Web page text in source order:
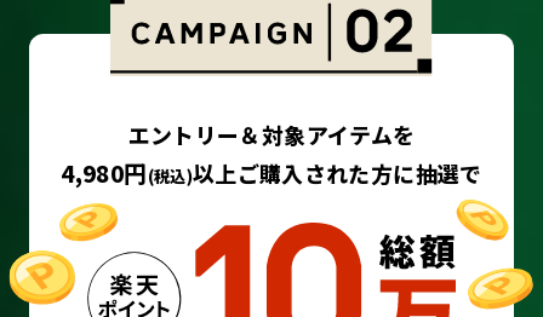
エントリー＆対象アイテムを
4,980円(税込)以上ご購入された方に抽選で